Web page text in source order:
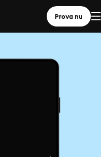
Prova nu